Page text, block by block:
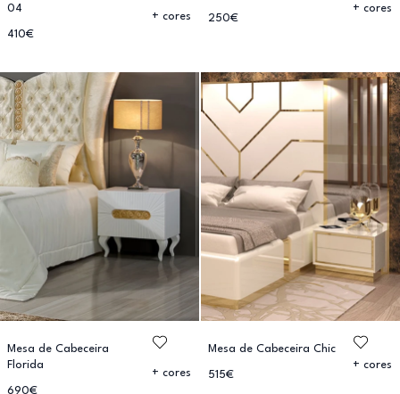
04
410€
+ cores 250€
+ cores
Mesa de Cabeceira
Florida
690€
+ cores
Mesa de Cabeceira Chic
515€
+ cores